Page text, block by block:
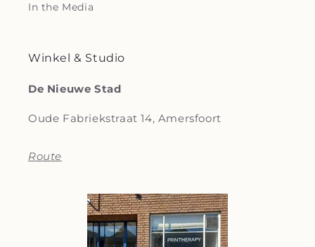
In the Media
Winkel & Studio
De Nieuwe Stad
Oude Fabriekstraat 14, Amersfoort
Route